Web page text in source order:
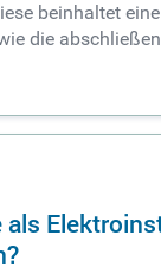
beinhaltet eine
die
als